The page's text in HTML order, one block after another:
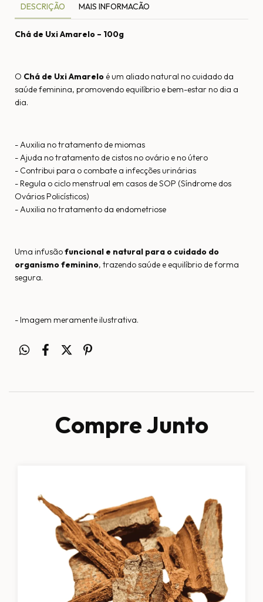
DESCRIÇÃO MAIS INFORMACÃO
Chá de Uxi Amarelo – 100g
O Chá de Uxi Amarelo é um aliado natural no cuidado da
saúde feminina, promovendo equilíbrio e bem-estar no dia a
dia.
- Auxilia no tratamento de miomas
- Ajuda no tratamento de cistos no ovário e no útero
- Contribui para o combate a infecções urinárias
- Regula o ciclo menstrual em casos de SOP (Síndrome dos
Ovários Policísticos)
- Auxilia no tratamento da endometriose
Uma infusãofuncional e natural para o cuidado do
organismo feminino, trazendo saúde e equilíbrio de forma
segura.
- Imagem meramente ilustrativa.
Compre Junto